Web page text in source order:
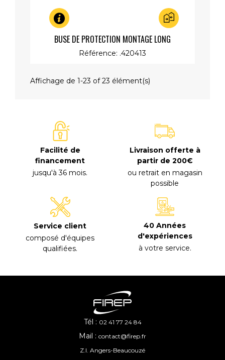
BUSE DE PROTECTION MONTAGE LONG
Référence: .420413
Affichage de 1-23 of 23 élément(s)
Facilité de
financement
jusqu'à 36 mois.
Livraison offerte à
partir de 200€
ou retrait en magasin
possible
Service client
composé d'équipes
qualifiées.
40 Années
d'expériences
à votre service.
Tél : 02 41 77 24 84
Mail : contact@firep.fr
Z.I. Angers-Beaucouzé